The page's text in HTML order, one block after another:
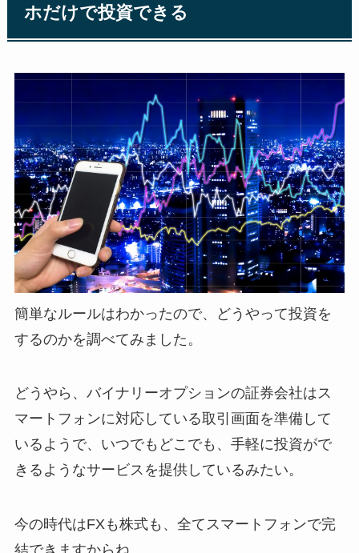
ホだけで投資できる
簡単なルールはわかったので、どうやって投資を
するのかを調べてみました。
どうやら、バイナリーオプションの証券会社はス
マートフォンに対応している取引画面を準備して
いるようで、いつでもどこでも、手軽に投資がで
きるようなサービスを提供しているみたい。
今の時代はFXも株式も、全てスマートフォンで完